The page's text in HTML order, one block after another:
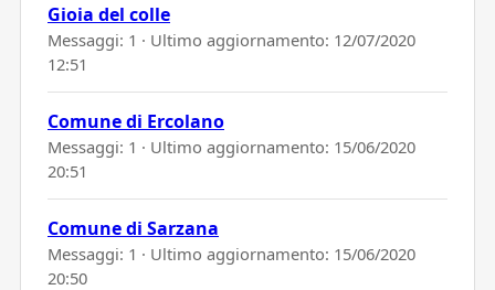
Gioia del colle
Messaggi: 1 · Ultimo aggiornamento: 12/07/2020
12:51
Comune di Ercolano
Messaggi: 1 · Ultimo aggiornamento: 15/06/2020
20:51
Comune di Sarzana
Messaggi: 1 · Ultimo aggiornamento: 15/06/2020
20:50